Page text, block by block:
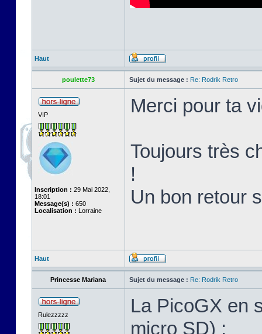
Haut
poulette73 Sujet du message : Re: Rodrik Retro
VIP
Inscription : 29 Mai 2022,
18:01
Message(s) : 650
Localisation : Lorraine
Merci pour ta
Toujours très
!
Un bon retour
Haut
Princesse Mariana Sujet du message : Re: Rodrik Retro
Rulezzzzz
La PicoGX en
micro SD) :